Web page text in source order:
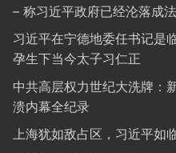
– 称习近平政府已经沦落成
习近平在宁德地委任书记是
孕生下当今太子习仁正
中共高层权力世纪大洗牌：
溃内幕全纪录
上海犹如敌占区，习近平如